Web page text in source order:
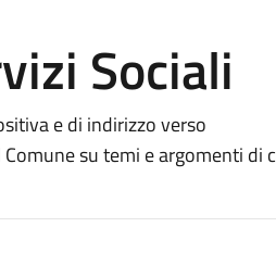
Sociali
e di indirizzo verso
su temi e argomenti di